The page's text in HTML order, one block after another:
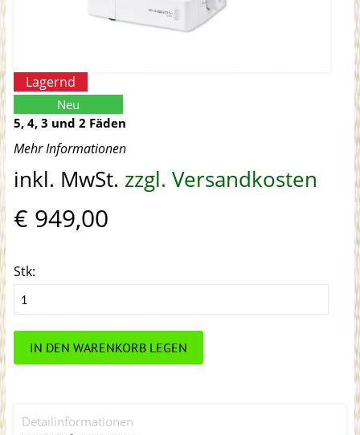
Lagernd
Neu
5, 4, 3 und 2 Fäden
Mehr Informationen
inkl. MwSt. zzgl. Versandkosten
€ 949,00
Stk:
IN DEN WARENKORB LEGEN
Detailinformationen